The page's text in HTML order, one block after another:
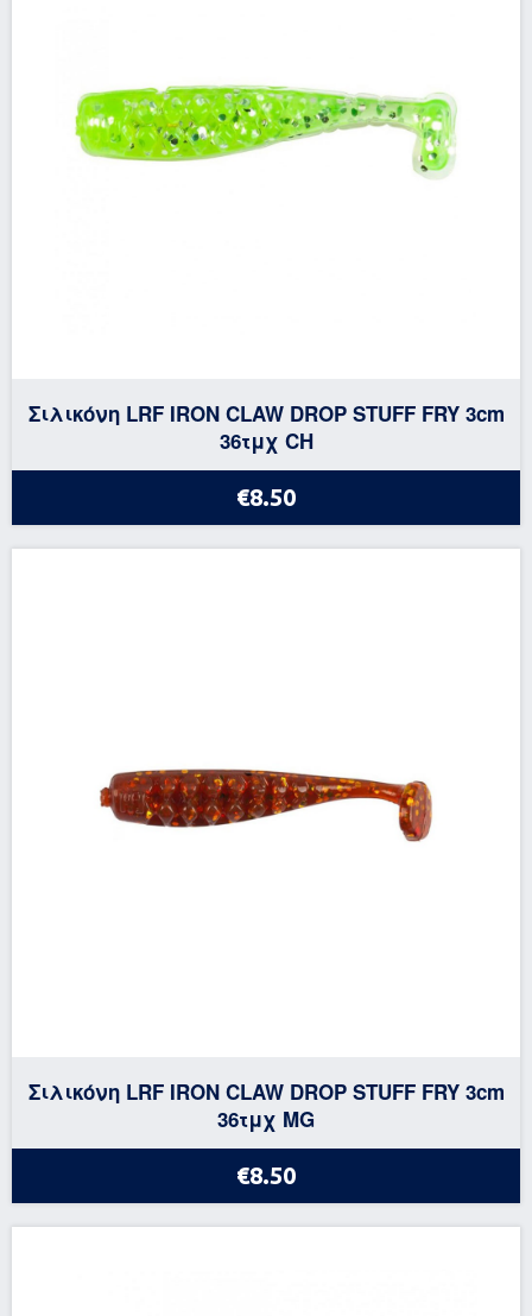
Σιλικόνη LRF IRON CLAW DROP STUFF FRY 3cm
36τμχ CH
€8.50
Σιλικόνη LRF IRON CLAW DROP STUFF FRY 3cm
36τμχ MG
€8.50